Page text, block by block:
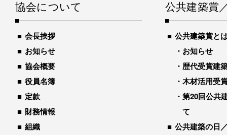
協会について
会長挨拶
お知らせ
協会概要
役員名簿
定款
財務情報
組織
公共建築賞
公共建築賞と
お知らせ
歴代受賞建
木材活用受
第20回公共
て
公共建築の日